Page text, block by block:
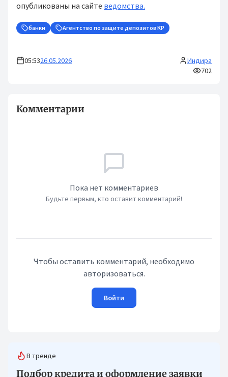
опубликованы на сайте ведомства.
банки Агентство по защите депозитов КР
05:5326.05.2026
Индира
702
Комментарии
Пока нет комментариев
Будьте первым, кто оставит комментарий!
Чтобы оставить комментарий, необходимо
авторизоваться.
Войти
В тренде
Подбор кредита и оформление заявки